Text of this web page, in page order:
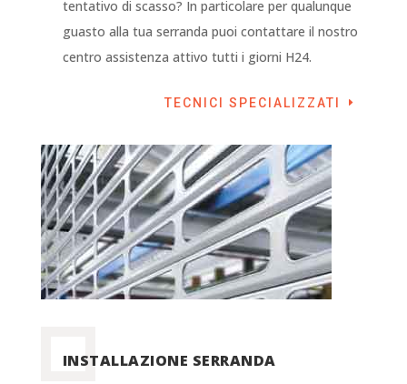
tentativo di scasso? In particolare per qualunque
guasto alla tua serranda puoi contattare il nostro
centro assistenza attivo tutti i giorni H24.
TECNICI SPECIALIZZATI
INSTALLAZIONE SERRANDA